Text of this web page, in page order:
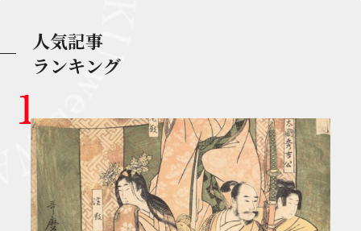
人気記事
ランキング